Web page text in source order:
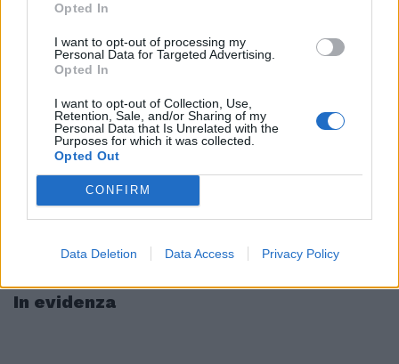
Opted In
I want to opt-out of processing my
Personal Data for Targeted Advertising.
Opted In
I want to opt-out of Collection, Use,
Retention, Sale, and/or Sharing of my
Personal Data that Is Unrelated with the
Purposes for which it was collected.
Opted Out
CONFIRM
Data Deletion Data Access Privacy Policy
In evidenza